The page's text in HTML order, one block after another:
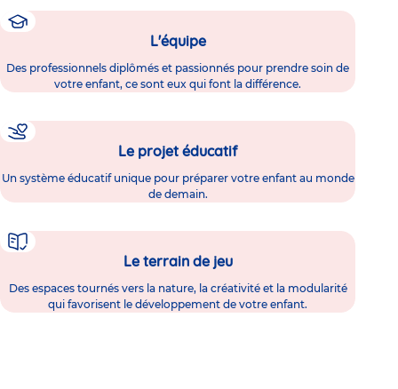
L'équipe
Des professionnels diplômés et passionnés pour prendre soin de
votre enfant, ce sont eux qui font la différence.
Le projet éducatif
Un système éducatif unique pour préparer votre enfant au monde
de demain.
Le terrain de jeu
Des espaces tournés vers la nature, la créativité et la modularité
qui favorisent le développement de votre enfant.